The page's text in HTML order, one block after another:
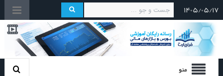
۱۴۰۵/۰۵/۱۷
منو